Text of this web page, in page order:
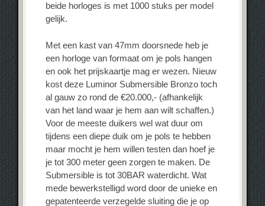
beide horloges is met 1000 stuks per model
gelijk.
Met een kast van 47mm doorsnede heb je
een horloge van formaat om je pols hangen
en ook het prijskaartje mag er wezen. Nieuw
kost deze Luminor Submersible Bronzo toch
al gauw zo rond de €20.000,- (afhankelijk
van het land waar je hem aan wilt schaffen.)
Voor de meeste duikers wel wat duur om
tijdens een diepe duik om je pols te hebben
maar mocht je hem willen testen dan hoef je
je tot 300 meter geen zorgen te maken. De
Submersible is tot 30BAR waterdicht. Wat
mede bewerkstelligd word door de unieke en
gepatenteerde verzegelde sluiting die je op